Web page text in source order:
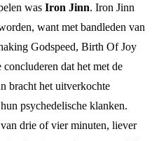
was Iron Jinn. Iron Jinn
want met bandleden van
Godspeed, Birth Of Joy
dat het met de
bracht het uitverkochte
psychedelische klanken.
drie of vier minuten, liever